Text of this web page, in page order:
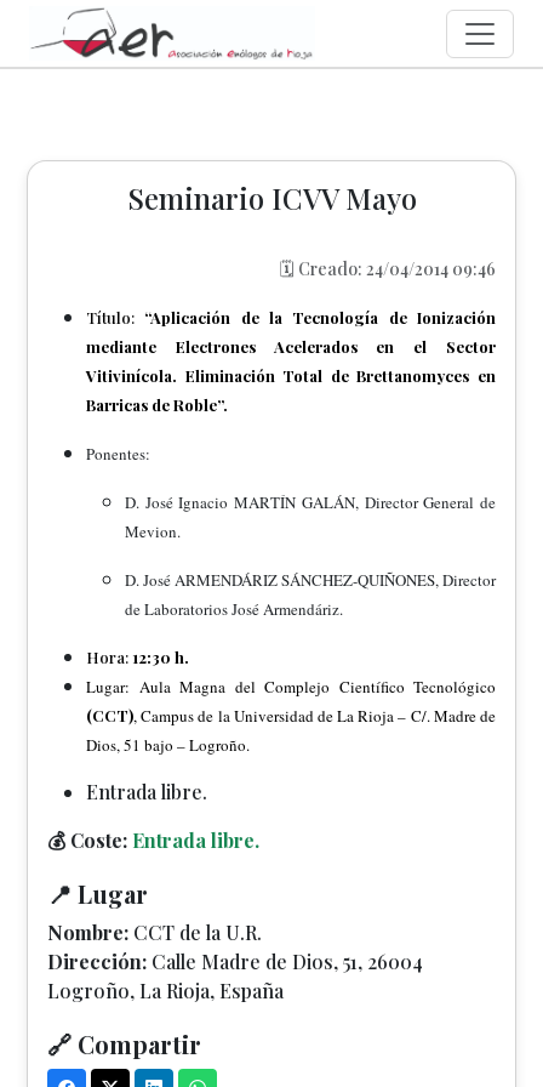
Seminario ICVV Mayo
🗓️ Creado: 24/04/2014 09:46
Título: “Aplicación de la Tecnología de Ionización
mediante Electrones Acelerados en el Sector
Vitivinícola. Eliminación Total de Brettanomyces en
Barricas de Roble”.
Ponentes:
D. José Ignacio MARTÍN GALÁN, Director General de
Mevion.
D. José ARMENDÁRIZ SÁNCHEZ-QUIÑONES, Director
de Laboratorios José Armendáriz.
Hora: 12:30 h.
Lugar: Aula Magna del Complejo Científico Tecnológico
(CCT), Campus de la Universidad de La Rioja – C/. Madre de
Dios, 51 bajo – Logroño.
Entrada libre.
💰 Coste: Entrada libre.
📍 Lugar
Nombre: CCT de la U.R.
Dirección: Calle Madre de Dios, 51, 26004
Logroño, La Rioja, España
🔗 Compartir